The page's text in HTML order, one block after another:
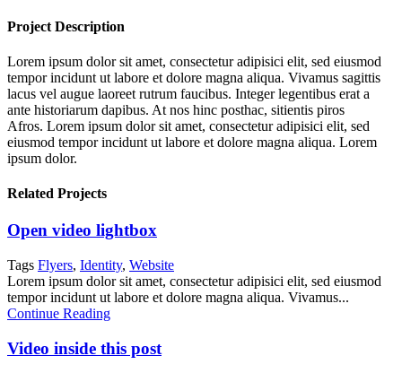
Project Description
Lorem ipsum dolor sit amet, consectetur adipisici elit, sed eiusmod
tempor incidunt ut labore et dolore magna aliqua. Vivamus sagittis
lacus vel augue laoreet rutrum faucibus. Integer legentibus erat a
ante historiarum dapibus. At nos hinc posthac, sitientis piros
Afros. Lorem ipsum dolor sit amet, consectetur adipisici elit, sed
eiusmod tempor incidunt ut labore et dolore magna aliqua. Lorem
ipsum dolor.
Related Projects
Open video lightbox
Tags Flyers, Identity, Website
Lorem ipsum dolor sit amet, consectetur adipisici elit, sed eiusmod
tempor incidunt ut labore et dolore magna aliqua. Vivamus...
Continue Reading
Video inside this post